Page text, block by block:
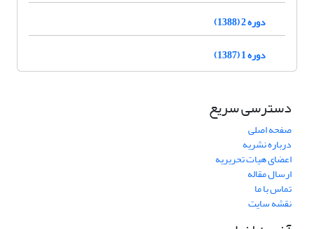
دوره 2 (1388)
دوره 1 (1387)
دسترسی سریع
صفحه اصلی
درباره نشریه
اعضای هیات تحریریه
ارسال مقاله
تماس با ما
نقشه سایت